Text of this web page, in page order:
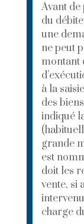
Avant de
du
une
ne peut
montant
à la
des
indiqué
grande
est
doit les
vente, si
charge